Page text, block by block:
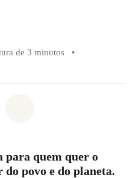
de 3 minutos
•
para quem quer o
povo e do planeta.